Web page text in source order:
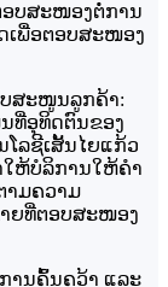
ອບສະໜອງຕໍ່ການ
ເພື່ອຕອບສະໜອງ
ສະໜູນລູກຄ້າ:
ທີ່ອຸທິດຕົນຂອງ
ໂລຊີເສັ້ນໄຍແກ້ວ
ໃຫ້ບໍລິການໃຫ້ຄຳ
າມຄວາມ
ຍທີ່ຕອບສະໜອງ
ານຄົ້ນຄວ້າ ແລະ